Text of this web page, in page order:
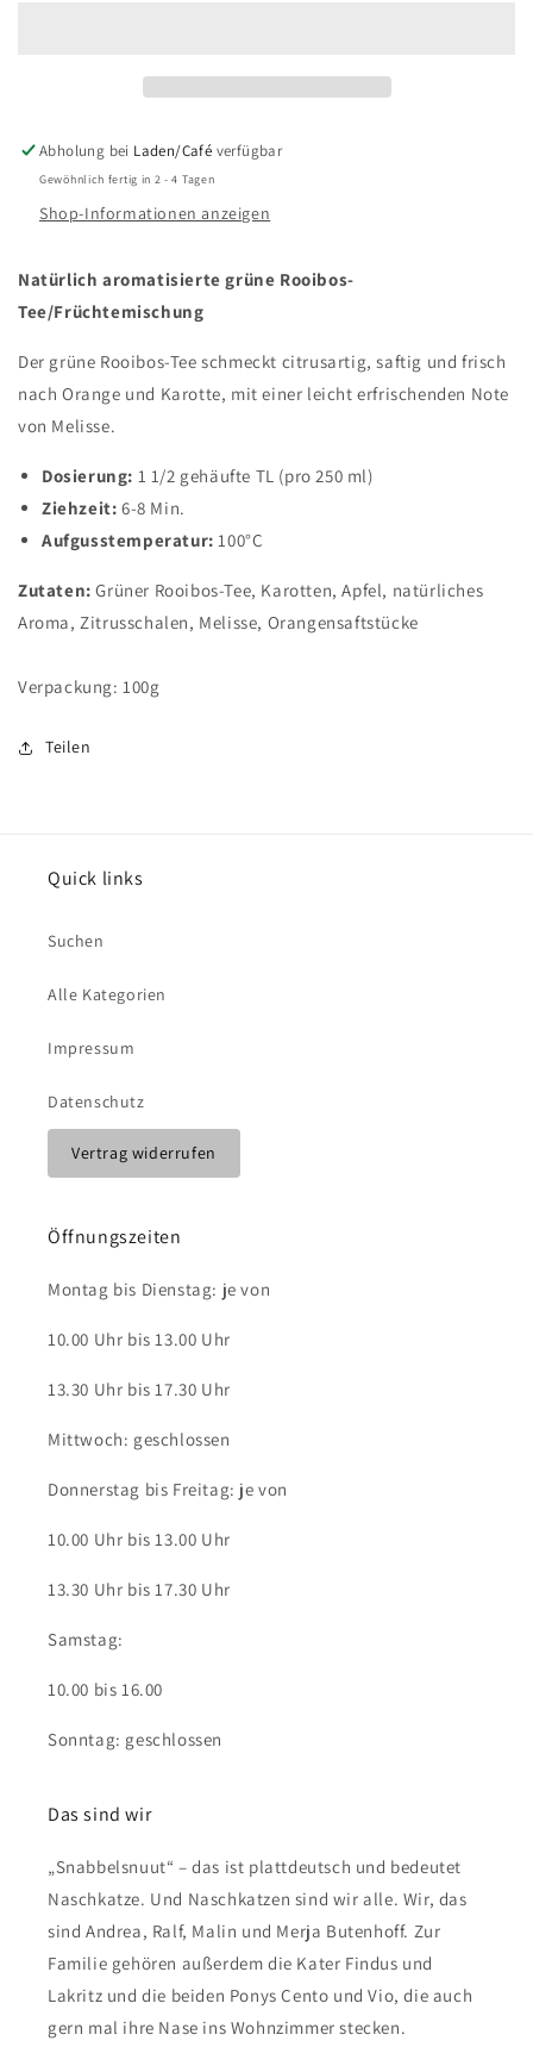
Abholung bei Laden/Café verfügbar
Gewöhnlich fertig in 2 - 4 Tagen
Shop-Informationen anzeigen
Natürlich aromatisierte grüne Rooibos-
Tee/Früchtemischung
Der grüne Rooibos-Tee schmeckt citrusartig, saftig und frisch
nach Orange und Karotte, mit einer leicht erfrischenden Note
von Melisse.
Dosierung: 1 1/2 gehäufte TL (pro 250 ml)
Ziehzeit: 6-8 Min.
Aufgusstemperatur: 100°C
Zutaten:Grüner Rooibos-Tee, Karotten, Apfel, natürliches
Aroma, Zitrusschalen, Melisse, Orangensaftstücke
Verpackung: 100g
Teilen
Quick links
Suchen
Alle Kategorien
Impressum
Datenschutz
Vertrag widerrufen
Öffnungszeiten
Montag bis Dienstag: je von
10.00 Uhr bis 13.00 Uhr
13.30 Uhr bis 17.30 Uhr
Mittwoch: geschlossen
Donnerstag bis Freitag: je von
10.00 Uhr bis 13.00 Uhr
13.30 Uhr bis 17.30 Uhr
Samstag:
10.00 bis 16.00
Sonntag: geschlossen
Das sind wir
„Snabbelsnuut“ – das ist plattdeutsch und bedeutet
Naschkatze. Und Naschkatzen sind wir alle. Wir, das
sind Andrea, Ralf, Malin und Merja Butenhoff. Zur
Familie gehören außerdem die Kater Findus und
Lakritz und die beiden Ponys Cento und Vio, die auch
gern mal ihre Nase ins Wohnzimmer stecken.